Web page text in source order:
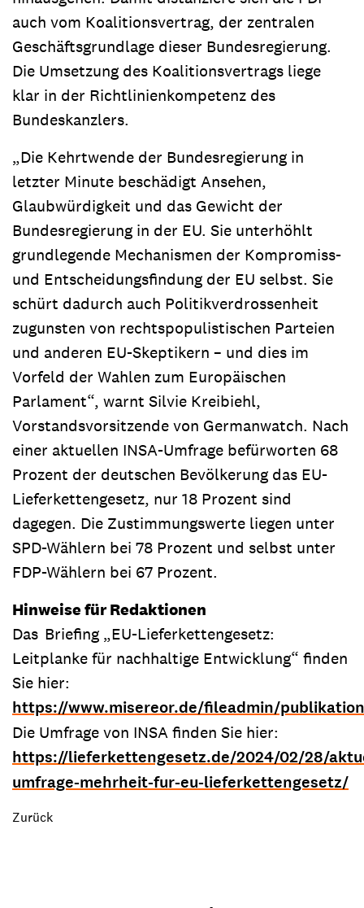
auch vom Koalitionsvertrag, der zentralen
Geschäftsgrundlage dieser Bundesregierung.
Die Umsetzung des Koalitionsvertrags liege
klar in der Richtlinienkompetenz des
Bundeskanzlers.
„Die Kehrtwende der Bundesregierung in
letzter Minute beschädigt Ansehen,
Glaubwürdigkeit und das Gewicht der
Bundesregierung in der EU. Sie unterhöhlt
grundlegende Mechanismen der Kompromiss-
und Entscheidungsfindung der EU selbst. Sie
schürt dadurch auch Politikverdrossenheit
zugunsten von rechtspopulistischen Parteien
und anderen EU-Skeptikern – und dies im
Vorfeld der Wahlen zum Europäischen
Parlament“, warnt Silvie Kreibiehl,
Vorstandsvorsitzende von Germanwatch. Nach
einer aktuellen INSA-Umfrage befürworten 68
Prozent der deutschen Bevölkerung das EU-
Lieferkettengesetz, nur 18 Prozent sind
dagegen. Die Zustimmungswerte liegen unter
SPD-Wählern bei 78 Prozent und selbst unter
FDP-Wählern bei 67 Prozent.
Hinweise für Redaktionen
Das Briefing „EU-Lieferkettengesetz:
Leitplanke für nachhaltige Entwicklung“ finden
Sie hier:
https://www.misereor.de/fileadmin/
Die Umfrage von INSA finden Sie hier:
https://lieferkettengesetz.de/2024/02/28/
umfrage-mehrheit-fur-eu-lieferkettengesetz/
Zurück